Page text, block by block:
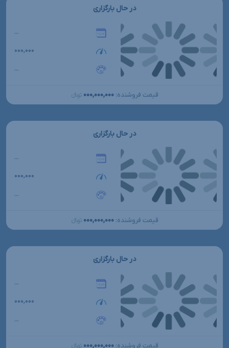
در حال بارگزاری
...
۰۰۰,۰۰۰
...
قیمت فروشنده: ۰۰۰,۰۰۰,۰۰۰ تومانءءء
در حال بارگزاری
...
۰۰۰,۰۰۰
...
قیمت فروشنده: ۰۰۰,۰۰۰,۰۰۰ تومانءءء
در حال بارگزاری
...
۰۰۰,۰۰۰
...
قیمت فروشنده: ۰۰۰,۰۰۰,۰۰۰ تومانءءء